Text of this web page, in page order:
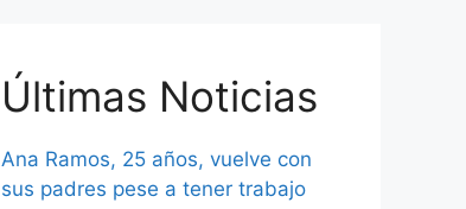
Últimas Noticias
Ana Ramos, 25 años, vuelve con
sus padres pese a tener trabajo